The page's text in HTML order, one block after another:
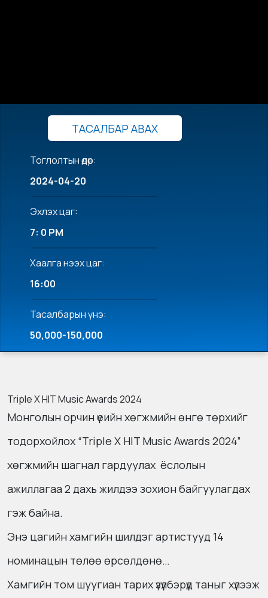
ТАСАЛБАР АВАХ
Тоглолтын өдөр:
2024-04-20
Эхлэх цаг:
7: 0 PM
Хаалга нээх цаг:
16:00
Тасалбарын үнэ:
50,000-150,000
Triple X HIT Music Awards 2024
Монголын орчин үеийн хөгжмийн өнгө төрхийг
тодорхойлох “Triple X HIT Music Awards 2024”
хөгжмийн шагнал гардуулах ёслолын
ажиллагаа 2 дахь жилдээ зохион байгуулагдах
гэж байна.
Энэ цагийн хамгийн шилдэг артистууд 14
номинацын төлөө өрсөлдөнө…
Хамгийн том шуугиан тарих үзүүлбэрүүд таныг хүлээж